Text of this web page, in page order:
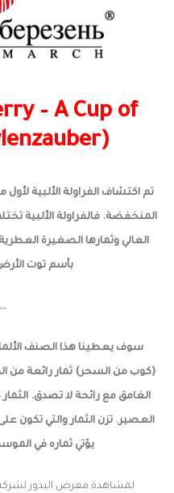
– A Cup of
المنخفضة. فالفراولة الألبية
العالي وثمارها الصغيرة
بأسم توت
سوف يعطينا هذا الصنف
(كوب من السحر) ثمار رائعة من
الغامق مع رائحة لا تصدق.
العصير. تزن الثمار والتي تكون على
يؤتي ثماره في